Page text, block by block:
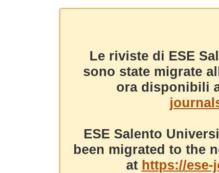
Le riviste di ESE
sono state migrate
ora disponibili
ESE Salento
been migrated to the
at https://